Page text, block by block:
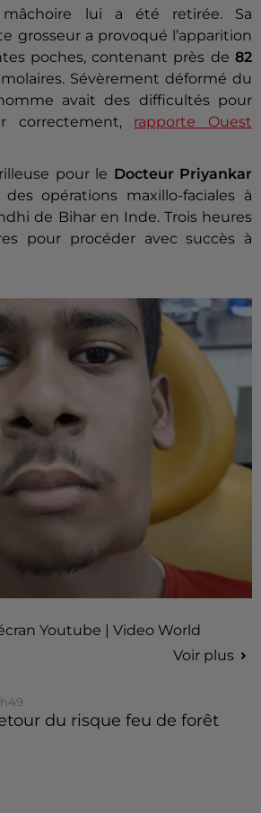
lui a été retirée. Sa
grosseur a provoqué l’apparition
poches, contenant près de 82
Sévèrement déformé du
avait des difficultés pour
correctement, rapporte Ouest
pour le Docteur Priyankar
des opérations maxillo-faciales à
de Bihar en Inde. Trois heures
pour procéder avec succès à
Youtube | Video World
Voir plus
du risque feu de forêt